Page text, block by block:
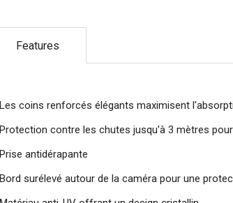
Features
Les coins renforcés élégants maximisent
Protection contre les chutes jusqu'à 3 mètres
Prise antidérapante
Bord surélevé autour de la caméra pour une